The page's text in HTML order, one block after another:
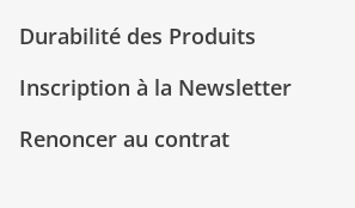
Durabilité des Produits
Inscription à la Newsletter
Renoncer au contrat